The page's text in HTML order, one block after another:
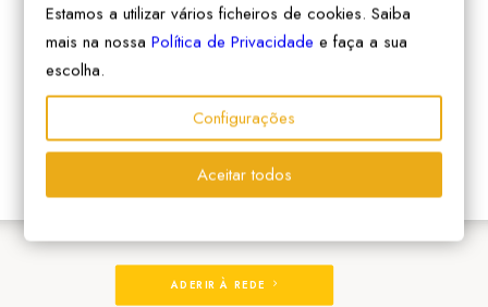
ADERIR À REDE
Estamos a utilizar vários ficheiros de cookies. Saiba
mais na nossaPolítica de Privacidade e faça a sua
escolha.
Configurações
Aceitar todos